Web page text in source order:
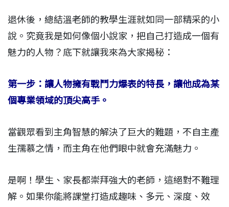
退休後，總結溫老師的教學生涯就如同一部精采的小
說。究竟我是如何像個小說家，把自己打造成一個有
魅力的人物？底下就讓我來為大家揭秘：
第一步：讓人物擁有戰鬥力爆表的特長，讓他成為某
個專業領域的頂尖高手。
當觀眾看到主角智慧的解決了巨大的難題，不自主產
生孺慕之情，而主角在他們眼中就會充滿魅力。
是啊！學生、家長都崇拜強大的老師，這絕對不難理
解。如果你能將課堂打造成趣味、多元、深度、效